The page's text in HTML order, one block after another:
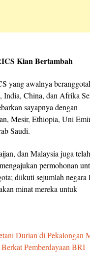
Kian Bertambah
yang awalnya
India, China, dan Afrika
sayapnya dengan
Mesir, Ethiopia, Uni
Saudi.
dan Malaysia juga telah
permohonan
diikuti sejumlah negara
minat mereka untuk
Durian di Pekalongan
Pemberdayaan BRI